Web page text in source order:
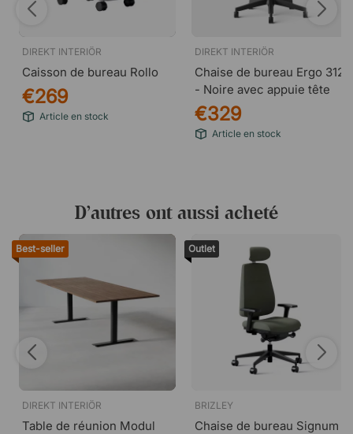
DIREKT INTERIÖR
Caisson de bureau Rollo
€269
Article en stock
DIREKT INTERIÖR
Chaise de bureau Ergo 312
- Noire avec appuie tête
€329
Article en stock
D’autres ont aussi acheté
Best-seller
DIREKT INTERIÖR
Table de réunion Modul
Outlet
BRIZLEY
Chaise de bureau Signum